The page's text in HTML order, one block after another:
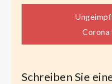
Corona
Schreiben Sie